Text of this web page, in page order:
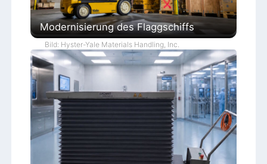
Modernisierung des Flaggschiffs
Bild: Hyster-Yale Materials Handling, Inc.